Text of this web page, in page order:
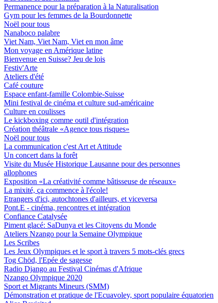
Permanence pour la préparation à la Naturalisation
Gym pour les femmes de la Bourdonnette
Noël pour tous
Nanaboco palabre
Viet Nam, Viet Nam, Viet en mon âme
Mon voyage en Amérique latine
Bienvenue en Suisse? Jeu de lois
Festiv'Arte
Ateliers d'été
Café couture
Espace enfant-famille Colombie-Suisse
Mini festival de cinéma et culture sud-américaine
Culture en coulisses
Le kickboxing comme outil d'intégration
Création théâtrale «Agence tous risques»
Noël pour tous
La communication c'est Art et Attitude
Un concert dans la forêt
Visite du Musée Historique Lausanne pour des personnes
allophones
Exposition «La créativité comme bâtisseuse de réseaux»
La mixité, ça commence à l'école!
Etrangers d'ici, autochtones d'ailleurs, et viceversa
Pont.E - cinéma, rencontres et intégration
Confiance Catalysée
Piment glacé: SaDunya et les Citoyens du Monde
Ateliers Nzango pour la Semaine Olympique
Les Scribes
Les Jeux Olympiques et le sport à travers 5 mots-clés grecs
Tog Chöd, l'Epée de sagesse
Radio Django au Festival Cinémas d'Afrique
Nzango Olympique 2020
Sport et Migrants Mineurs (SMM)
Démonstration et pratique de l'Ecuavoley, sport populaire équatorien